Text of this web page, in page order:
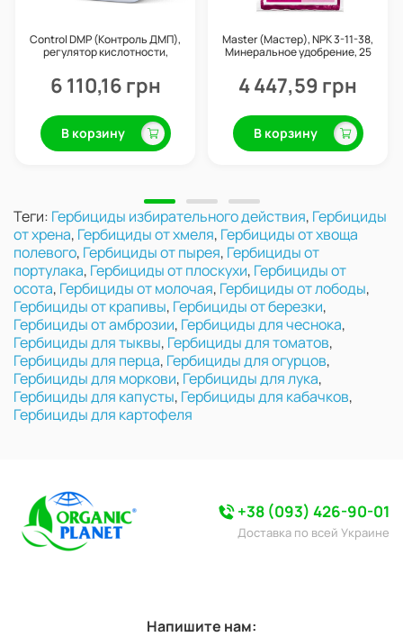
Control DMP (Контроль ДМП),
регулятор кислотности,
6 110,16 грн
В корзину
Master (Мастер), NPK 3-11-38,
Минеральное удобрение, 25
4 447,59 грн
В корзину
Теги: Гербициды избирательного действия, Гербициды
от хрена, Гербициды от хмеля, Гербициды от хвоща
полевого, Гербициды от пырея, Гербициды от
портулака, Гербициды от плоскухи, Гербициды от
осота, Гербициды от молочая, Гербициды от лободы,
Гербициды от крапивы, Гербициды от березки,
Гербициды от амброзии, Гербициды для чеснока,
Гербициды для тыквы, Гербициды для томатов,
Гербициды для перца, Гербициды для огурцов,
Гербициды для моркови, Гербициды для лука,
Гербициды для капусты, Гербициды для кабачков,
Гербициды для картофеля
+38 (093) 426-90-01
Доставка по всей Украине
Напишите нам: